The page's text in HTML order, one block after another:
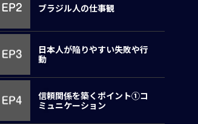
ブラジル人の仕事観
日本人が陥りやすい失敗や行
動
信頼関係を築くポイント①コ
ミュニケーション